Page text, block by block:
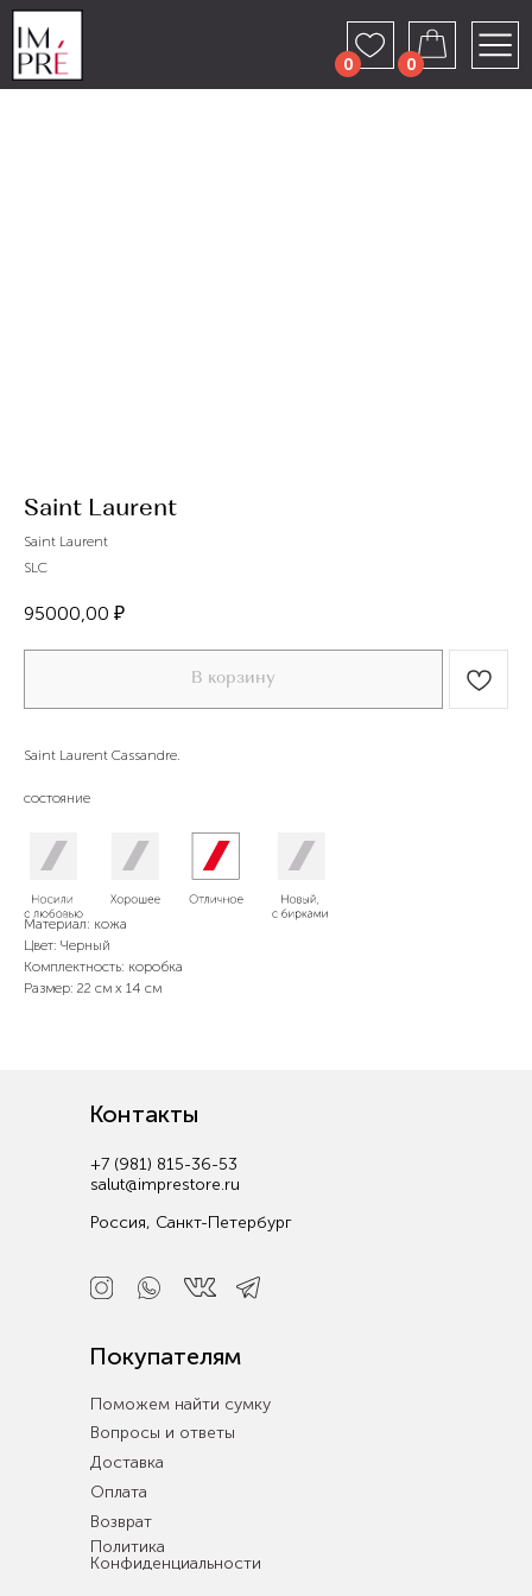
0 0
Saint Laurent
Saint Laurent
SLC
95000,00 ₽
В корзину
Saint Laurent Cassandre.
состояние
отличное
Материал: кожа
Цвет: Черный
Комплектность: коробка
Размер: 22 см х 14 см
+7 (981) 815-36-53
salut@imprestore.ru
Россия, Санкт-Петербург
Контакты
Покупателям
Вопросы и ответы
Поможем найти сумку
Доставка
Оплата
Возврат
Политика
Конфиденциальности